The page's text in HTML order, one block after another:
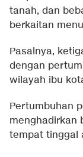
tanah, dan
berkaitan
Pasalnya,
dengan
wilayah ibu
Pertumbuhan
menghadirkan
tempat tinggal